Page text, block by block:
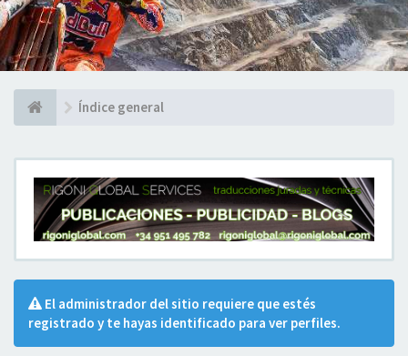
Índice general
El administrador del sitio requiere que estés
registrado y te hayas identificado para ver perfiles.